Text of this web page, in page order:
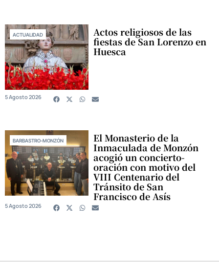
ACTUALIDAD Actos religiosos de las
fiestas de San Lorenzo en
Huesca
5 Agosto 2026
BARBASTRO-MONZÓN El Monasterio de la
Inmaculada de Monzón
acogió un concierto-
oración con motivo del
VIII Centenario del
Tránsito de San
Francisco de Asís
5 Agosto 2026